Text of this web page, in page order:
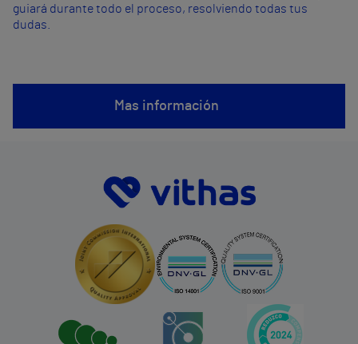
guiará durante todo el proceso, resolviendo todas tus
dudas.
Mas información